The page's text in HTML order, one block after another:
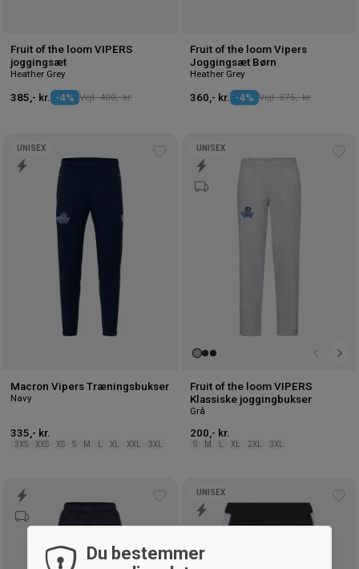
Fruit of the loom VIPERS
joggingsæt
Heather Grey
385,- kr. -4% Vejl. 400,- kr.
Fruit of the loom Vipers
Joggingsæt Børn
Heather Grey
360,- kr. -4% Vejl. 375,- kr.
ønskeliste
UNISEX
Macron Vipers Træningsbukser
Navy
335,- kr.
3XS XXS XS S M XL XXL 3XL
UNISEX
Fruit of the loom VIPERS
Klassiske joggingbukser
Grå
200,- kr.
S M XL 2XL 3XL
UNISEX
Du bestemmer